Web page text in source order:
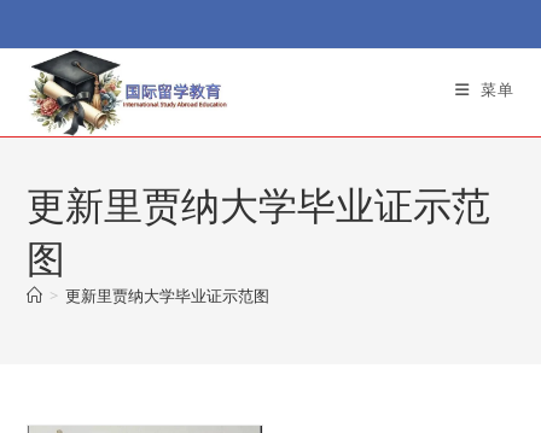
to
content
菜单
更新里贾纳大学毕业证示范
图
> 更新里贾纳大学毕业证示范图